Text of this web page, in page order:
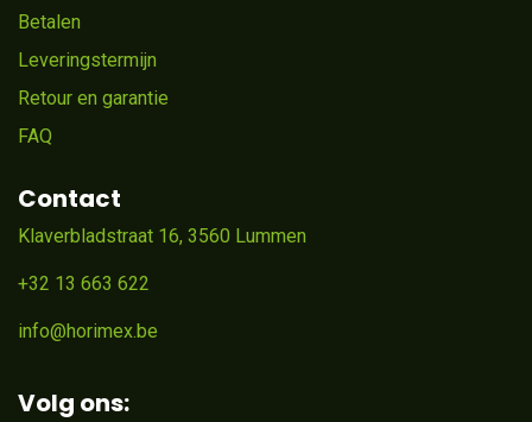
Betalen
Leveringstermijn
Retour en garantie
FAQ
Contact
Klaverbladstraat 16, 3560 Lummen
+32 13 663 622
info@horimex.be
Volg ons: